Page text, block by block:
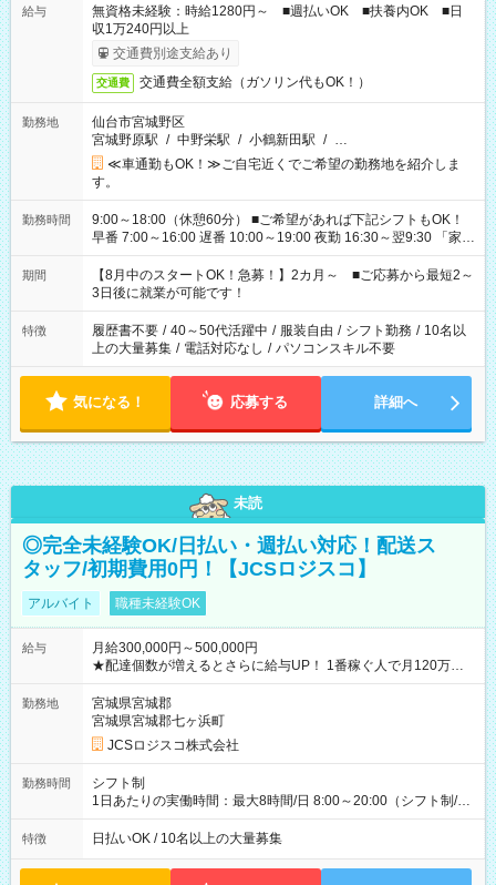
給与
無資格未経験：時給1280円～ ■週払いOK ■扶養内OK ■日
収1万240円以上
交通費別途支給あり
交通費 交通費全額支給（ガソリン代もOK！）
勤務地
仙台市宮城野区
宮城野原駅 / 中野栄駅 / 小鶴新田駅 / …
≪車通勤もOK！≫ご自宅近くでご希望の勤務地を紹介しま
す。
勤務時間
9:00～18:00（休憩60分） ■ご希望があれば下記シフトもOK！
早番 7:00～16:00 遅番 10:00～19:00 夜勤 16:30～翌9:30 「家族
と休みを合わせたい」 「余裕を持って夕飯の準備がしたい」
「できれば残業はしたくない」 など、ご希望を教えてください
ね。 ※Wワーク希望の方へ 今ご覧のお仕事で希望する勤務時間
と、もう1つのお仕事の勤務時間。 合計で週40時間を超える場
合は応募できません。
期間
【8月中のスタートOK！急募！】2カ月～ ■ご応募から最短2～
3日後に就業が可能です！
特徴 履歴書不要 / 40～50代活躍中 / 服装自由 / シフト勤務 / 10名以
上の大量募集 / 電話対応なし / パソコンスキル不要
気になる！ 応募する 詳細へ
未読
◎完全未経験OK/日払い・週払い対応！配送ス
タッフ/初期費用0円！【JCSロジスコ】
アルバイト 職種未経験OK
給与
月給300,000円～500,000円
★配達個数が増えるとさらに給与UP！ 1番稼ぐ人で月120万ほ
ど！ ・主要都市エリア 月収55万円／週5日稼働 月収65万~112
万円／週6日稼働 ・地方郊外エリア 月収40万円／週5日稼働 月
収40万円~50万円／週6日稼働 ＜モデルイメージ＞ ■月収50万
円 (27歳男性/江東区在住)※元建築関係 1日150個配達×25日勤務
(日休み) ■月収80万円(43歳男性/墨田区在住)※元営業 1日200個
勤務地
宮城県宮城郡
宮城県宮城郡七ヶ浜町
JCSロジスコ株式会社
勤務時間
シフト制
1日あたりの実働時間：最大8時間/日 8:00～20:00（シフト制/実
働8時間） ※週5日勤務（場所次第では週4も有り） ※配達状況
によって時間外での勤務可能性有り ※案件により多少の前後あ
特徴 日払いOK / 10名以上の大量募集